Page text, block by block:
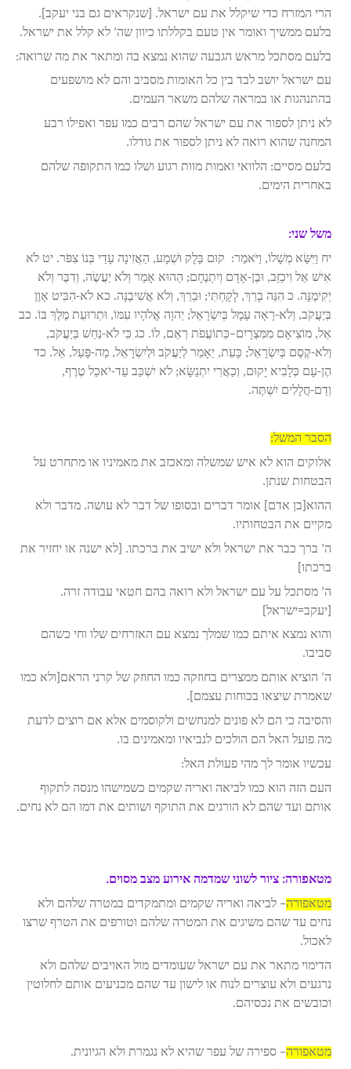
הרי המזרח כדי שיקלל את עם ישראל. [שנקראים גם בני יעקב].
בלעם ממשיך ואומר אין טעם בקללתו כיוון שה’ לא קלל את ישראל.
בלעם מסתכל מראש הגבעה שהוא נמצא בה ומתאר את מה שרואה:
עם ישראל יושב לבד בין כל האומות מסביב והם לא מושפעים
בהתנהגות או במראה שלהם משאר העמים.
לא ניתן לספור את עם ישראל שהם רבים כמו עפר ואפילו רבע
המחנה שהוא רואה לא ניתן לספור את גודלו.
בלעם מסיים: הלוואי ואמות מוות רגוע ושלו כמו התקופה שלהם
באחרית הימים.
משל שני:
יח וַיִּשָּׂא מְשָׁלוֹ, וַיֹּאמַר: קוּם בָּלָק וּשְׁמָע, הַאֲזִינָה עָדַי בְּנוֹ צִפֹּר. יט לֹא
אִישׁ אֵל וִיכַזֵּב, וּבֶן-אָדָם וְיִתְנֶחָם; הַהוּא אָמַר וְלֹא יַעֲשֶׂה, וְדִבֶּר וְלֹא
יְקִימֶנָּה. כ הִנֵּה בָרֵךְ, לָקָחְתִּי; וּבֵרֵךְ, וְלֹא אֲשִׁיבֶנָּה. כא לֹא-הִבִּיט אָוֶן
בְּיַעֲקֹב, וְלֹא-רָאָה עָמָל בְּיִשְׂרָאֵל; יְהוָה אֱלֹהָיו עִמּוֹ, וּתְרוּעַת מֶלֶךְ בּוֹ. כב
אֵל, מוֹצִיאָם מִמִּצְרָיִם–כְּתוֹעֲפֹת רְאֵם, לוֹ. כג כִּי לֹא-נַחַשׁ בְּיַעֲקֹב,
וְלֹא-קֶסֶם בְּיִשְׂרָאֵל; כָּעֵת, יֵאָמֵר לְיַעֲקֹב וּלְיִשְׂרָאֵל, מַה-פָּעַל, אֵל. כד
הֶן-עָם כְּלָבִיא יָקוּם, וְכַאֲרִי יִתְנַשָּׂא; לֹא יִשְׁכַּב עַד-יֹאכַל טֶרֶף,
וְדַם-חֲלָלִים יִשְׁתֶּה.
הסבר המשל:
אלוקים הוא לא איש שמשלה ומאכזב את מאמיניו או מתחרט על
הבטחות שנתן.
ההוא[בן אדם] אומר דברים ובסופו של דבר לא עושה. מדבר ולא
מקיים את הבטחותיו.
ה’ ברך כבר את ישראל ולא ישיב את ברכתו. [לא ישנה או יחזיר את
ברכתו]
ה’ מסתכל על עם ישראל ולא רואה בהם חטאי עבודה זרה.
[יעקב=ישראל]
והוא נמצא איתם כמו שמלך נמצא עם האזרחים שלו וחי כשהם
סביבו.
ה’ הוציא אותם ממצרים בחוזקה כמו החוזק של קרני הראם[ולא כמו
שאמרת שיצאו בכוחות עצמם].
והסיבה כי הם לא פונים למנחשים ולקוסמים אלא אם רוצים לדעת
מה פועל האל הם הולכים לנביאיו ומאמינים בו.
עכשיו אומר לך מהי פעולת האל:
העם הזה הוא כמו לביאה ואריה שקמים כשמישהו מנסה לתקוף
אותם ועד שהם לא הורגים את התוקף ושותים את דמו הם לא נחים.
מטאפורה: ציור לשוני שמדמה אירוע מצב מסוים.
מטאפורה– לביאה ואריה שקמים ומתמקדים במטרה שלהם ולא
נחים עד שהם משיגים את המטרה שלהם וטורפים את הטרף שרצו
לאכול.
הדימוי מתאר את עם ישראל שעומדים מול האויבים שלהם ולא
נרגעים ולא עוצרים לנוח או לישון עד שהם מכניעים אותם לחלוטין
וכובשים את נכסיהם.
מטאפורה– ספירה של עפר שהיא לא נגמרת ולא הגיונית.